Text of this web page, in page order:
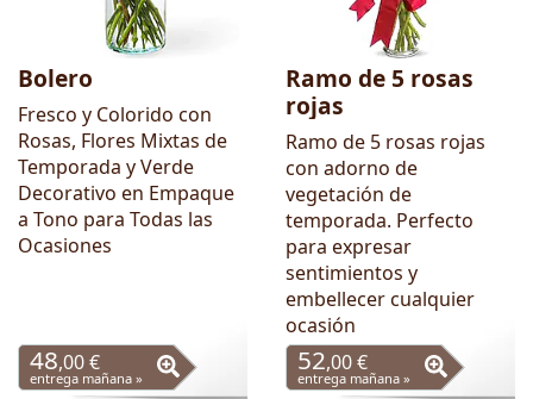
Bolero
Fresco y Colorido con
Rosas, Flores Mixtas de
Temporada y Verde
Decorativo en Empaque
a Tono para Todas las
Ocasiones
48,00 €
entrega mañana »
Ramo de 5 rosas
rojas
Ramo de 5 rosas rojas
con adorno de
vegetación de
temporada. Perfecto
para expresar
sentimientos y
embellecer cualquier
ocasión
52,00 €
entrega mañana »